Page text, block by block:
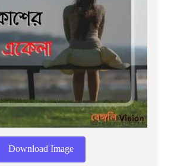
Download Image